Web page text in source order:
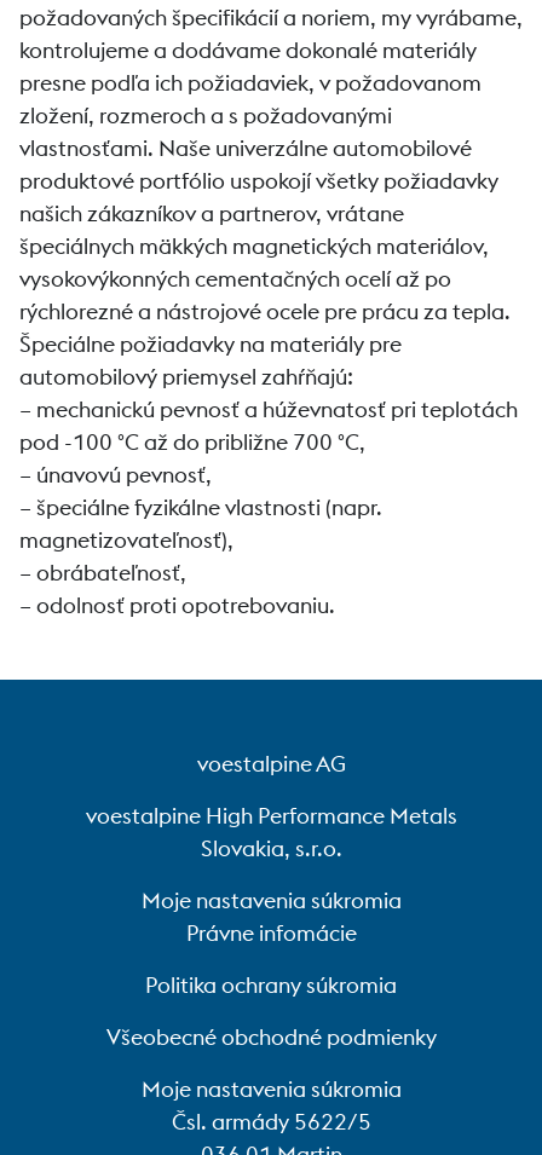
požadovaných špecifikácií a noriem, my vyrábame,
kontrolujeme a dodávame dokonalé materiály
presne podľa ich požiadaviek, v požadovanom
zložení, rozmeroch a s požadovanými
vlastnosťami. Naše univerzálne automobilové
produktové portfólio uspokojí všetky požiadavky
našich zákazníkov a partnerov, vrátane
špeciálnych mäkkých magnetických materiálov,
vysokovýkonných cementačných ocelí až po
rýchlorezné a nástrojové ocele pre prácu za tepla.
Špeciálne požiadavky na materiály pre
automobilový priemysel zahŕňajú:
– mechanickú pevnosť a húževnatosť pri teplotách
pod -100 °C až do približne 700 °C,
– únavovú pevnosť,
– špeciálne fyzikálne vlastnosti (napr.
magnetizovateľnosť),
– obrábateľnosť,
– odolnosť proti opotrebovaniu.
voestalpine AG
voestalpine High Performance Metals
Slovakia, s.r.o.
Moje nastavenia súkromia
Právne infomácie
Politika ochrany súkromia
Všeobecné obchodné podmienky
Moje nastavenia súkromia
Čsl. armády 5622/5